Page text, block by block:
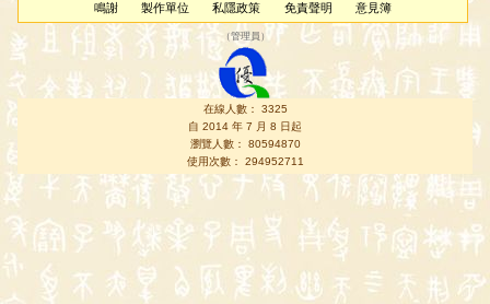
鳴謝
製作單位 私隱政策 免責聲明 意見簿
（管理員 ）
在線人數： 3325
自 2014 年 7 月 8 日起
瀏覽人數： 80594870
使用次數： 294952711